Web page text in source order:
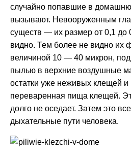
случайно попавшие в
вызывают. Невооруженным
существ — их размер от 0,1
видно. Тем более не видно их
величиной 10 — 40 микрон,
пылью в верхние воздушные
остатки уже неживых клещей и
переваренная пища клещей.
долго не оседает. Затем это
дыхательные пути человека.